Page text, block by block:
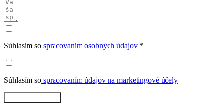
Súhlasím so spracovaním osobných údajov *
Súhlasím so spracovaním údajov na marketingové účely